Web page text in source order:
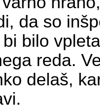
da so
bilo
reda.
delaš,